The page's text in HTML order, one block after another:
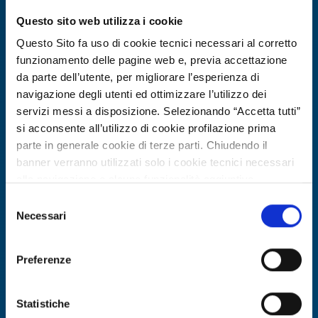
Questo sito web utilizza i cookie
Questo Sito fa uso di cookie tecnici necessari al corretto
funzionamento delle pagine web e, previa accettazione
da parte dell’utente, per migliorare l’esperienza di
navigazione degli utenti ed ottimizzare l’utilizzo dei
servizi messi a disposizione. Selezionando “Accetta tutti”
si acconsente all’utilizzo di cookie profilazione prima
parte in generale cookie di terze parti. Chiudendo il
banner verranno utilizzati solo i cookie tecnici necessari
Per conoscere i dettagli, consulta la nostra cookie policy.
https://www.openinnovation.regione.lombardia.it/it/co
https://www.openinnovation.regione.lombardia.it/it/pr
delNecessari
Preferenze
Statistiche
Technology offer
sviluppatrice di soluzioni per mobilità
per deployment e cooperazione R&D